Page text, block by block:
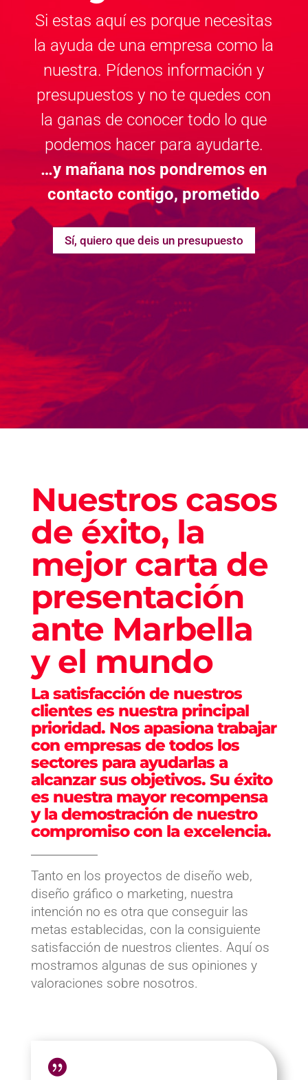
Si estas aquí es porque necesitas
la ayuda de una empresa como la
nuestra. Pídenos información y
presupuestos y no te quedes con
la ganas de conocer todo lo que
podemos hacer para ayudarte.
…y mañana nos pondremos en
contacto contigo, prometido
Sí, quiero que deis un presupuesto
Nuestros casos
de éxito, la
mejor carta de
presentación
ante Marbella
y el mundo
La satisfacción de nuestros
clientes es nuestra principal
prioridad. Nos apasiona trabajar
con empresas de todos los
sectores para ayudarlas a
alcanzar sus objetivos. Su éxito
es nuestra mayor recompensa
y la demostración de nuestro
compromiso con la excelencia.
Tanto en los proyectos de diseño web,
diseño gráfico o marketing, nuestra
intención no es otra que conseguir las
metas establecidas, con la consiguiente
satisfacción de nuestros clientes. Aquí os
mostramos algunas de sus opiniones y
valoraciones sobre nosotros.
